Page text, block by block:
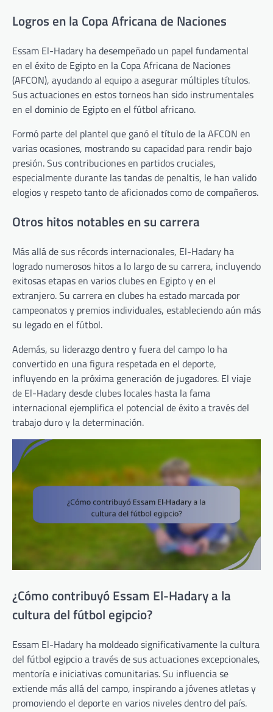
Logros en la Copa Africana de Naciones
Essam El-Hadary ha desempeñado un papel fundamental
en el éxito de Egipto en la Copa Africana de Naciones
(AFCON), ayudando al equipo a asegurar múltiples títulos.
Sus actuaciones en estos torneos han sido instrumentales
en el dominio de Egipto en el fútbol africano.
Formó parte del plantel que ganó el título de la AFCON en
varias ocasiones, mostrando su capacidad para rendir bajo
presión. Sus contribuciones en partidos cruciales,
especialmente durante las tandas de penaltis, le han valido
elogios y respeto tanto de aficionados como de compañeros.
Otros hitos notables en su carrera
Más allá de sus récords internacionales, El-Hadary ha
logrado numerosos hitos a lo largo de su carrera, incluyendo
exitosas etapas en varios clubes en Egipto y en el
extranjero. Su carrera en clubes ha estado marcada por
campeonatos y premios individuales, estableciendo aún más
su legado en el fútbol.
Además, su liderazgo dentro y fuera del campo lo ha
convertido en una figura respetada en el deporte,
influyendo en la próxima generación de jugadores. El viaje
de El-Hadary desde clubes locales hasta la fama
internacional ejemplifica el potencial de éxito a través del
trabajo duro y la determinación.
¿Cómo contribuyó Essam El-Hadary a la
cultura del fútbol egipcio?
Essam El-Hadary ha moldeado significativamente la cultura
del fútbol egipcio a través de sus actuaciones excepcionales,
mentoría e iniciativas comunitarias. Su influencia se
extiende más allá del campo, inspirando a jóvenes atletas y
promoviendo el deporte en varios niveles dentro del país.